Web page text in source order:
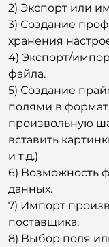
2) Экспорт или
3) Создание
хранения
4) Экспорт/
файла.
5) Создание
полями в
произвольную
вставить
и т.д.)
6) Возможность
данных.
7) Импорт
поставщика.
8) Выбор поля